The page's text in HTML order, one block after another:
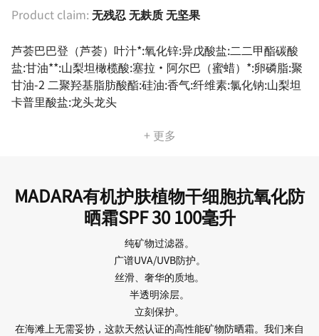
Product claim: 无残忍 无麸质 无坚果
芦荟巴巴登（芦荟）叶汁*:氧化锌:异戊酸盐:二二甲酯碳酸
盐:甘油**:山梨坦橄榄酸:塞拉·阿尔巴（蜜蜡）*:卵磷脂:聚
甘油-2 二聚羟基脂肪酸酯:硅油:香气:纤维素:氯化钠:山梨坦
卡普里酸盐:龙头龙头
+ 更多
MADARA有机护肤植物干细胞抗氧化防
晒霜SPF 30 100毫升
纯矿物过滤器。
广谱UVA/UVB防护。
丝滑、奢华的质地。
半透明涂层。
立刻保护。
在海滩上无需妥协，这款天然认证的高性能矿物防晒霜。我们来自